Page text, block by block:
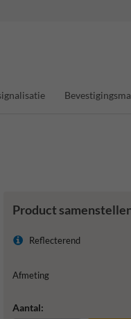
Product
Reflecterend
Afmeting
Aantal: